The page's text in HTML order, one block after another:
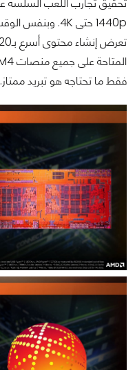
فقط ما تحتاجه هو تبريد ممتاز.